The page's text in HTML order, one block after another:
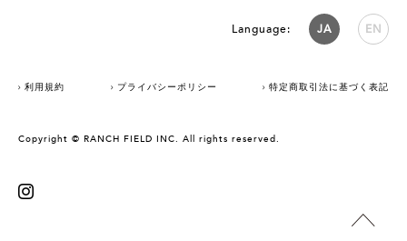
Language: JA EN
利用規約 プライバシーポリシー 特定商取引法に基づく表記
Copyright © RANCH FIELD INC. All rights reserved.